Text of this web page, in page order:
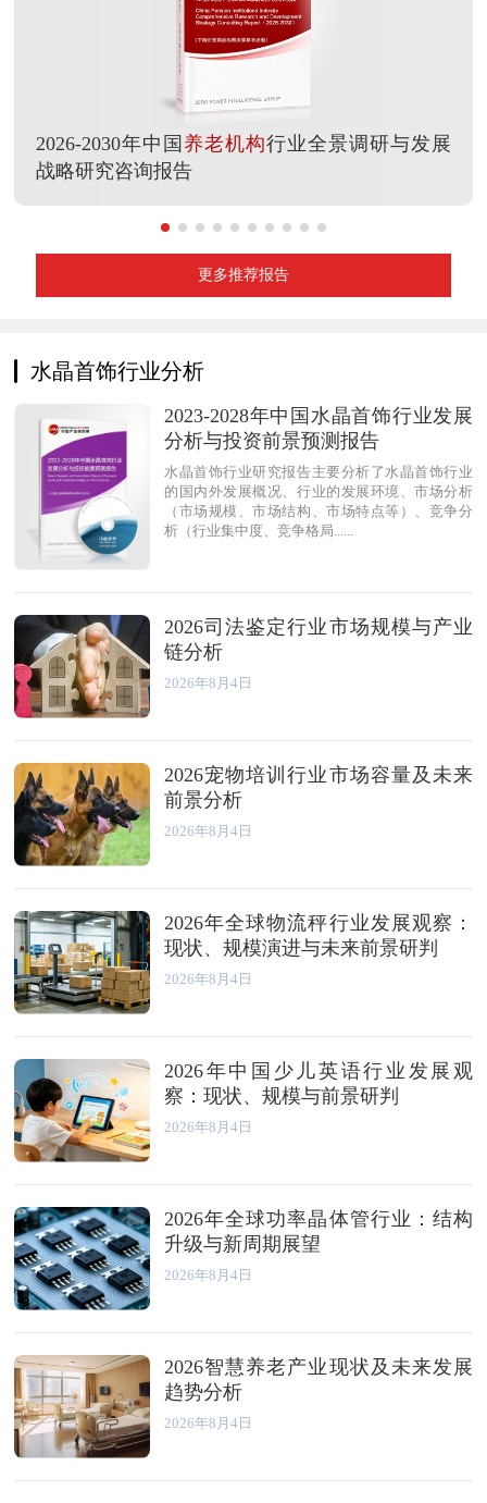
2026-2030年中国 养老机构行业全景调研与发展
战略研究咨询报告
更多推荐报告
水晶首饰行业分析
2023-2028年中国水晶首饰行业发展
分析与投资前景预测报告
水晶首饰行业研究报告主要分析了水晶首饰行业
的国内外发展概况、行业的发展环境、市场分析
（市场规模、市场结构、市场特点等）、竞争分
析（行业集中度、竞争格局......
2026司法鉴定行业市场规模与产业
链分析
2026年8月4日
2026宠物培训行业市场容量及未来
前景分析
2026年8月4日
2026年全球物流秤行业发展观察：
现状、规模演进与未来前景研判
2026年8月4日
2026年中国少儿英语行业发展观
察：现状、规模与前景研判
2026年8月4日
2026年全球功率晶体管行业：结构
升级与新周期展望
2026年8月4日
2026智慧养老产业现状及未来发展
趋势分析
2026年8月4日